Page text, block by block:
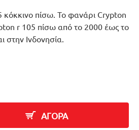
πίσω. Το φανάρι Crypton
r 105 πίσω από το 2000 έως το
στην Ινδονησία.
ΑΓΟΡΑ